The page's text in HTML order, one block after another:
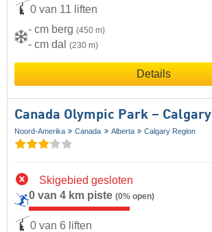
0 van 11 liften
- cm berg (450 m)
- cm dal (230 m)
Details
Canada Olympic Park – Calgary
Noord-Amerika Canada Alberta Calgary Region
Skigebied gesloten
0 van 4 km piste (0% open)
0 van 6 liften